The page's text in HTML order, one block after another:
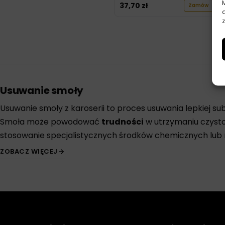
37,70 zł Zamów
Usuwanie smoły
Usuwanie smoły z karoserii to proces usuwania lepkiej
Smoła może powodować trudności w utrzymaniu
stosowanie specjalistycznych środków chemicznych
ZOBACZ WIĘCEJ